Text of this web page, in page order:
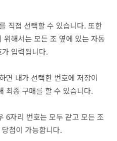
직접 선택할 수 있습니다. 또한
해서는 모든 조 옆에 있는 자동
입력됩니다.
면 내가 선택한 번호에 저장이
최종 구매를 할 수 있습니다.
6자리 번호는 모두 같고 모든 조
첨이 가능합니다.